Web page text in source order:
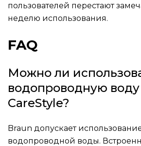
пользователей перестают
неделю использования.
FAQ
Можно ли
водопроводную воду
CareStyle?
Braun допускает
водопроводной воды.